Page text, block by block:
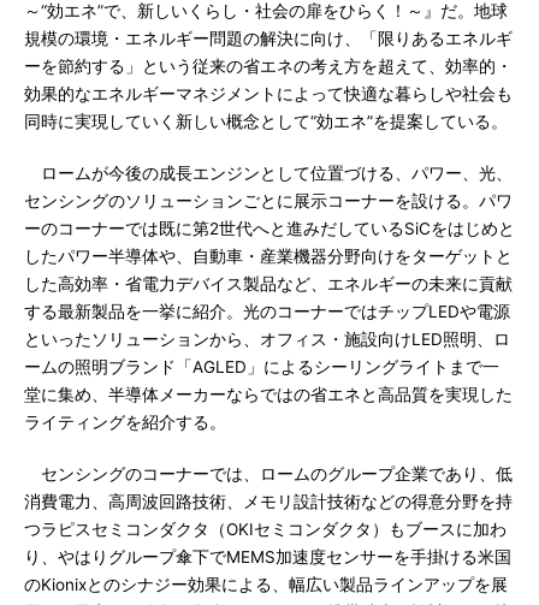
～“効エネ”で、新しいくらし・社会の扉をひらく！～』だ。地球
規模の環境・エネルギー問題の解決に向け、「限りあるエネルギ
ーを節約する」という従来の省エネの考え方を超えて、効率的・
効果的なエネルギーマネジメントによって快適な暮らしや社会も
同時に実現していく新しい概念として“効エネ”を提案している。
ロームが今後の成長エンジンとして位置づける、パワー、光、
センシングのソリューションごとに展示コーナーを設ける。パワ
ーのコーナーでは既に第2世代へと進みだしているSiCをはじめと
したパワー半導体や、自動車・産業機器分野向けをターゲットと
した高効率・省電力デバイス製品など、エネルギーの未来に貢献
する最新製品を一挙に紹介。光のコーナーではチップLEDや電源
といったソリューションから、オフィス・施設向けLED照明、ロ
ームの照明ブランド「AGLED」によるシーリングライトまで一
堂に集め、半導体メーカーならではの省エネと高品質を実現した
ライティングを紹介する。
センシングのコーナーでは、ロームのグループ企業であり、低
消費電力、高周波回路技術、メモリ設計技術などの得意分野を持
つラピスセミコンダクタ（OKIセミコンダクタ）もブースに加わ
り、やはりグループ傘下でMEMS加速度センサーを手掛ける米国
のKionixとのシナジー効果による、幅広い製品ラインアップを展